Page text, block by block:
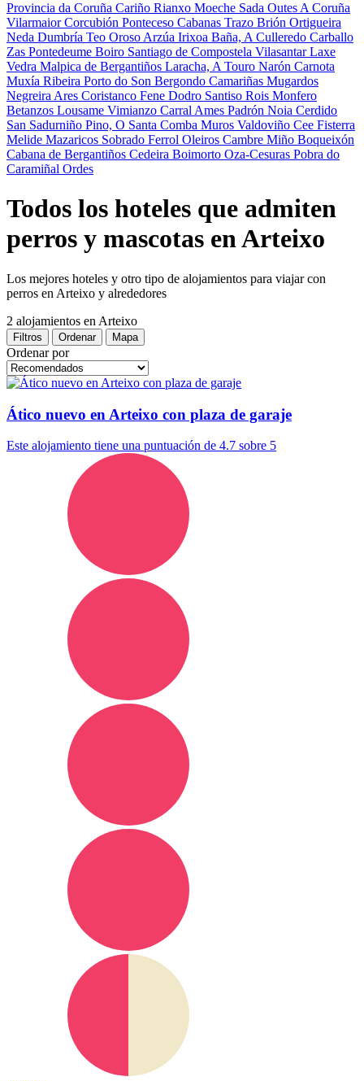
Provincia da Coruña Cariño Rianxo Moeche Sada Outes A Coruña
VilarmaiorCorcubión Ponteceso Cabanas Trazo Brión Ortigueira
Neda Dumbría Teo Oroso Arzúa Irixoa Baña, A Culleredo Carballo
Zas Pontedeume Boiro Santiago de Compostela VilasantarLaxe
Vedra Malpica de Bergantiños Laracha, A Touro Narón Carnota
Muxía Ribeira Porto do Son Bergondo Camariñas Mugardos
Negreira Ares Coristanco Fene Dodro Santiso Rois Monfero
Betanzos Lousame Vimianzo Carral Ames Padrón Noia Cerdido
San Sadurniño Pino, O Santa Comba Muros Valdoviño Cee Fisterra
Melide Mazaricos Sobrado Ferrol Oleiros Cambre Miño Boqueixón
Cabana de Bergantiños Cedeira Boimorto Oza-Cesuras Pobra do
Caramiñal Ordes
Todos los hoteles que admiten
perros y mascotas en Arteixo
Los mejores hoteles y otro tipo de alojamientos para viajar con
perros en Arteixo y alrededores
2 alojamientos en Arteixo
Filtros Ordenar Mapa
Ordenar por
Ático nuevo en Arteixo con plaza de garaje
Este alojamiento tiene una puntuación de 4.7 sobre 5